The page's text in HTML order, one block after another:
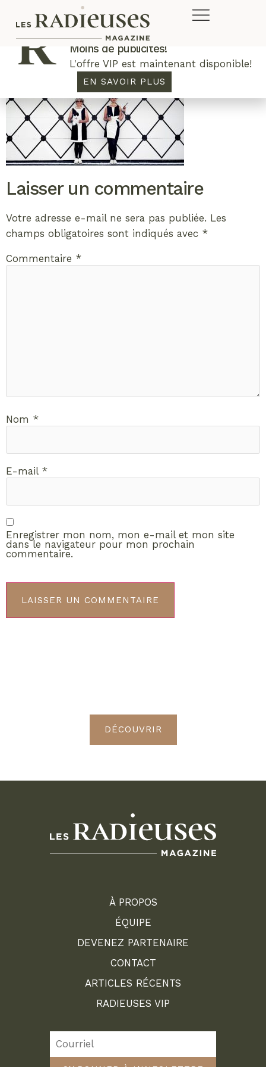
Laisser un commentaire
Votre adresse e-mail ne sera pas publiée. Les
champs obligatoires sont indiqués avec *
Commentaire *
Nom *
E-mail *
Enregistrer mon nom, mon e-mail et mon site
dans le navigateur pour mon prochain
commentaire.
DÉCOUVRIR
À PROPOS
ÉQUIPE
DEVENEZ PARTENAIRE
CONTACT
ARTICLES RÉCENTS
RADIEUSES VIP
Plus de concours. Plus de rabais.
Moins de publicités!
L'offre VIP est maintenant disponible!
EN SAVOIR PLUS